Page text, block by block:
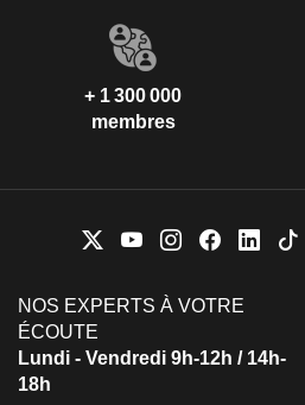
+ 1 300 000
membres
NOS EXPERTS À VOTRE
ÉCOUTE
Lundi - Vendredi 9h-12h / 14h-
18h